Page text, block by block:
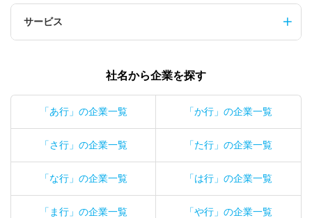
サービス
社名から企業を探す
「あ行」の企業一覧 「か行」の企業一覧
「さ行」の企業一覧 「た行」の企業一覧
「な行」の企業一覧 「は行」の企業一覧
「ま行」の企業一覧 「や行」の企業一覧